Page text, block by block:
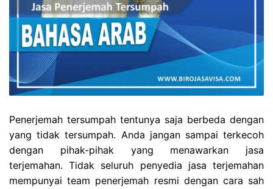
Penerjemah tersumpah tentunya saja berbeda dengan
yang tidak tersumpah. Anda jangan sampai terkecoh
dengan pihak-pihak yang menawarkan jasa
terjemahan. Tidak seluruh penyedia jasa terjemahan
mempunyai team penerjemah resmi dengan cara sah